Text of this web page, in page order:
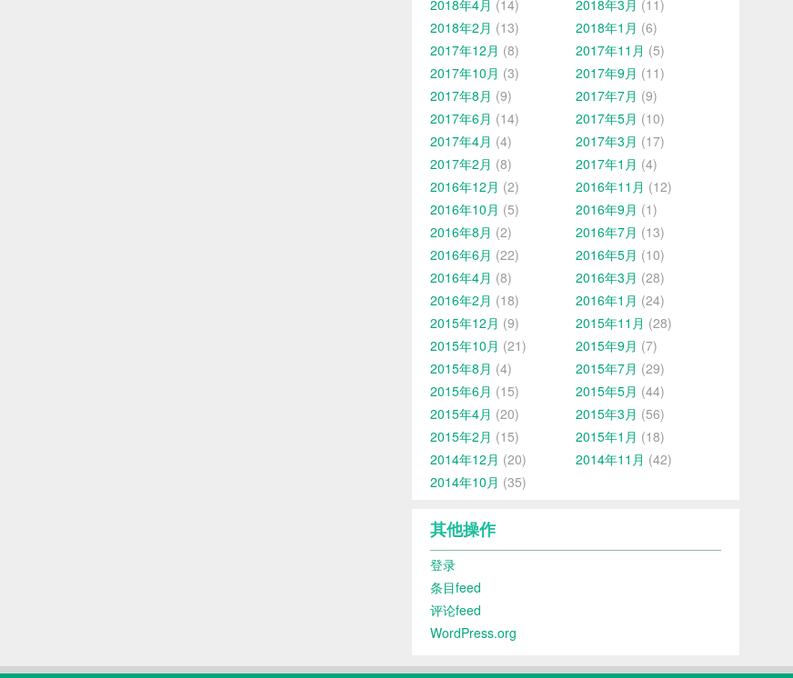
2018年4月 (14) 2018年3月 (11)
2018年2月 (13) 2018年1月 (6)
2017年12月 (8) 2017年11月 (5)
2017年10月 (3) 2017年9月 (11)
2017年8月 (9) 2017年7月 (9)
2017年6月 (14) 2017年5月 (10)
2017年4月 (4) 2017年3月 (17)
2017年2月 (8) 2017年1月 (4)
2016年12月 (2) 2016年11月 (12)
2016年10月 (5) 2016年9月 (1)
2016年8月 (2) 2016年7月 (13)
2016年6月 (22) 2016年5月 (10)
2016年4月 (8) 2016年3月 (28)
2016年2月 (18) 2016年1月 (24)
2015年12月 (9) 2015年11月 (28)
2015年10月 (21) 2015年9月 (7)
2015年8月 (4) 2015年7月 (29)
2015年6月 (15) 2015年5月 (44)
2015年4月 (20) 2015年3月 (56)
2015年2月 (15) 2015年1月 (18)
2014年12月 (20) 2014年11月 (42)
2014年10月 (35)
其他操作
登录
条目feed
评论feed
WordPress.org